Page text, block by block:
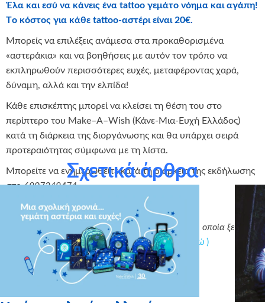
Έλα και εσύ να κάνεις ένα tattoo γεμάτο νόημα και αγάπη!
Tο κόστος για κάθε tattoo-αστέρι είναι 20€.
Μπορείς να επιλέξεις ανάμεσα στα προκαθορισμένα
«αστεράκια» και να βοηθήσεις με αυτόν τον τρόπο να
εκπληρωθούν περισσότερες ευχές, μεταφέροντας χαρά,
δύναμη, αλλά και την ελπίδα!
Κάθε επισκέπτης μπορεί να κλείσει τη θέση του στο
περίπτερο του Make–A–Wish (Κάνε-Μια-Ευχή Ελλάδος)
κατά τη διάρκεια της διοργάνωσης και θα υπάρχει σειρά
προτεραιότητας σύμφωνα με τη λίστα.
Μπορείτε να ενημερωθείτε κατά τη διάρκεια της εκδήλωσης
στο6907249474.
(Υπάρχει εισιτήριο συμμετοχής για το φεστιβάλ η οποία ξεκινά
από τα 10€. Δείτε περισσότερες πληροφορίες
εδώ )
Σχετικά άρθρα